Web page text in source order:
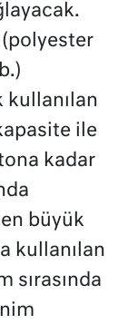
ile
kadar
en büyük
kullanılan
sırasında